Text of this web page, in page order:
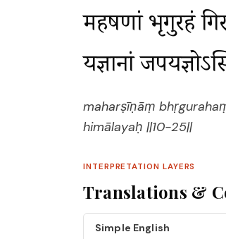
महर्षीणां भृगुरहं
यज्ञानां
maharṣīṇāṃ
himālayaḥ ||10-25||
INTERPRETATION LAYERS
Translations &
Simple English